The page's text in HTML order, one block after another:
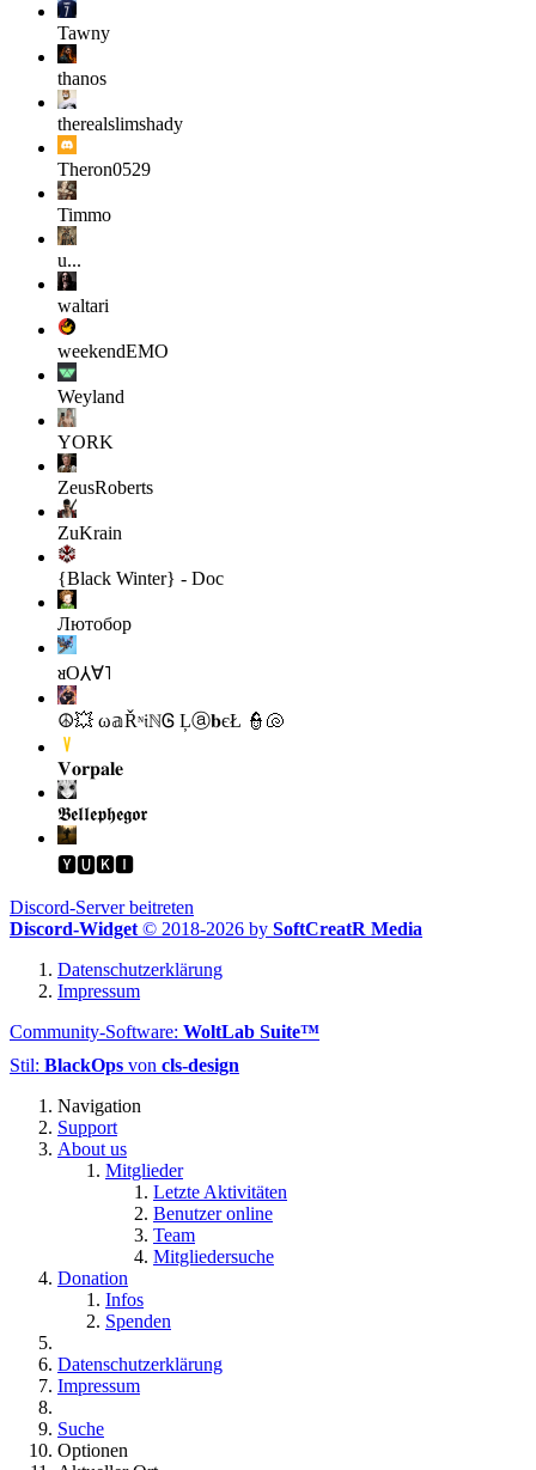
Tawny
thanos
therealslimshady
Theron0529
Timmo
u...
waltari
weekendEMO
Weyland
YORK
ZeusRoberts
ZuKrain
{Black Winter} - Doc
Лютобор
ᴚO⅄∀˥
☮💥 ω𝕒Řᶰ𝔦ℕᎶ Ļⓐ𝐛єŁ 👮🐚
𝐕𝐨𝐫𝐩𝐚𝐥𝐞
𝕭𝖊𝖑𝖑𝖊𝖕𝖍𝖊𝖌𝖔𝖗
🆈🆄🅺🅸
Discord-Server beitreten
Discord-Widget© 2018-2026 by SoftCreatR Media
Datenschutzerklärung
Impressum
Community-Software: WoltLab Suite™
Stil: BlackOps von cls-design
Navigation
Support
About us
Mitglieder
Letzte Aktivitäten
Benutzer online
Team
Mitgliedersuche
Donation
Infos
Spenden
Datenschutzerklärung
Impressum
Suche
Optionen